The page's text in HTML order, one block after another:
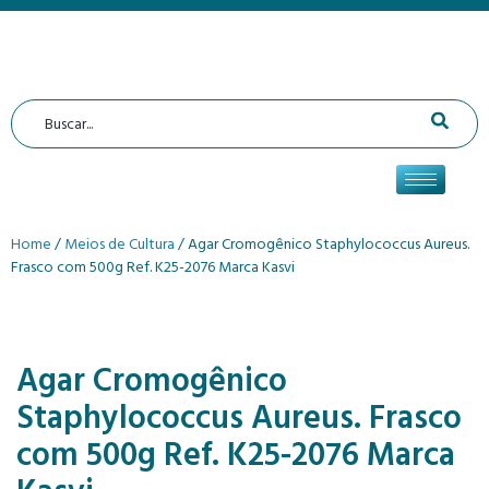
Home/Meios de Cultura/ Agar Cromogênico Staphylococcus Aureus.
Frasco com 500g Ref. K25-2076 Marca Kasvi
Agar Cromogênico
Staphylococcus Aureus. Frasco
com 500g Ref. K25-2076 Marca